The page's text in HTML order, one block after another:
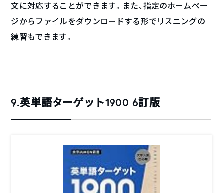
文に対応することができます。また、指定のホームペー
ジからファイルをダウンロードする形でリスニングの
練習もできます。
9.英単語ターゲット1900 6訂版